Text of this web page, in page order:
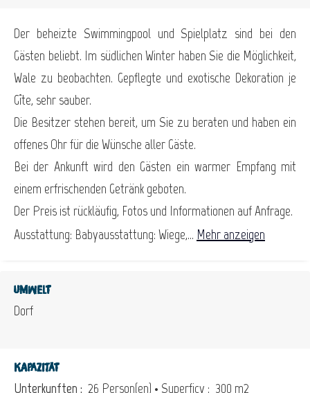
Der beheizte Swimmingpool und Spielplatz sind bei den
Gästen beliebt. Im südlichen Winter haben Sie die Möglichkeit,
Wale zu beobachten. Gepflegte und exotische Dekoration je
Gîte, sehr sauber.
Die Besitzer stehen bereit, um Sie zu beraten und haben ein
offenes Ohr für die Wünsche aller Gäste.
Bei der Ankunft wird den Gästen ein warmer Empfang mit
einem erfrischenden Getränk geboten.
Der Preis ist rückläufig, Fotos und Informationen auf Anfrage.
Ausstattung: Babyausstattung: Wiege,... Mehr anzeigen
Umwelt
Dorf
Kapazität
Unterkunften : 26 Person(en) • Superficy : 300 m2